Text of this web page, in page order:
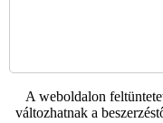
A weboldalon
változhatnak a